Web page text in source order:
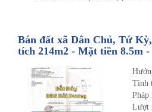
Bán đất xã Dân Chủ, Tứ
tích 214m2 - Mặt tiền 8.5m -
Tình
Pháp
Lượt